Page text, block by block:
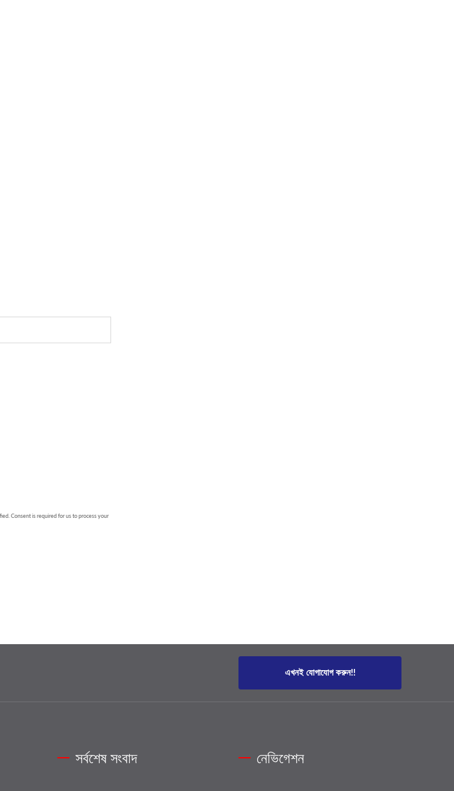
এখনই যোগাযোগ করুন!!
সর্বশেষ সংবাদ নেভিগেশন